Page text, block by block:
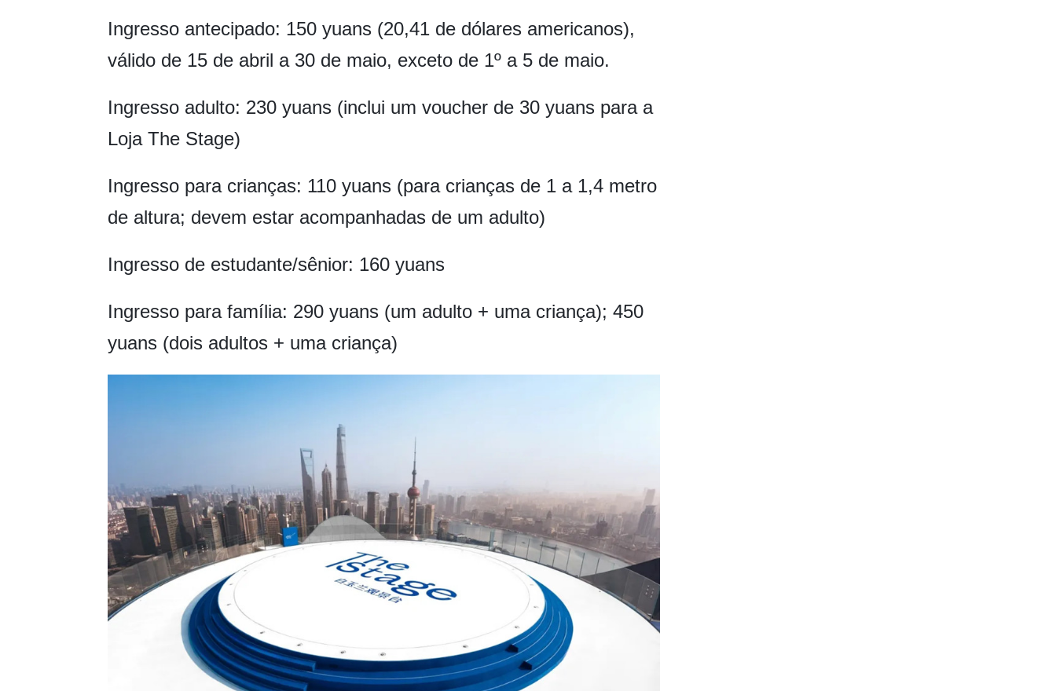
Ingresso antecipado: 150 yuans (20,41 de dólares americanos),
válido de 15 de abril a 30 de maio, exceto de 1º a 5 de maio.
Ingresso adulto: 230 yuans (inclui um voucher de 30 yuans para a
Loja The Stage)
Ingresso para crianças: 110 yuans (para crianças de 1 a 1,4 metro
de altura; devem estar acompanhadas de um adulto)
Ingresso de estudante/sênior: 160 yuans
Ingresso para família: 290 yuans (um adulto + uma criança); 450
yuans (dois adultos + uma criança)